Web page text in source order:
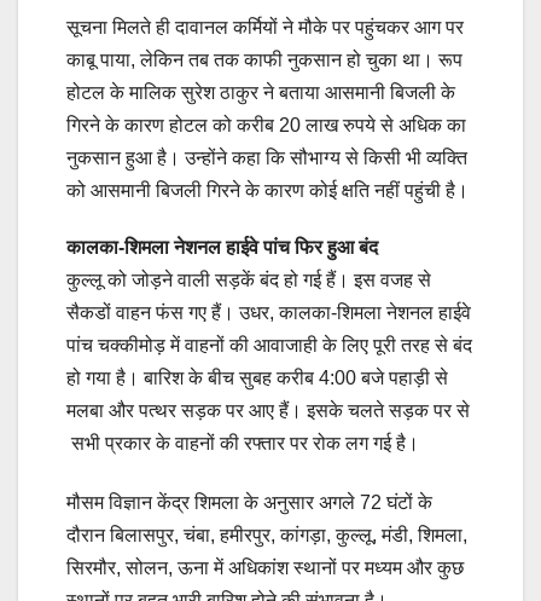
सूचना मिलते ही दावानल कर्मियों ने मौके पर पहुंचकर आग पर
काबू पाया, लेकिन तब तक काफी नुकसान हो चुका था। रूप
होटल के मालिक सुरेश ठाकुर ने बताया आसमानी बिजली के
गिरने के कारण होटल को करीब 20 लाख रुपये से अधिक का
नुकसान हुआ है। उन्होंने कहा कि सौभाग्य से किसी भी व्यक्ति
को आसमानी बिजली गिरने के कारण कोई क्षति नहीं पहुंची है।
कालका-शिमला नेशनल हाईवे पांच फिर हुआ बंद
कुल्लू को जोड़ने वाली सड़कें बंद हो गई हैं। इस वजह से
सैकडों वाहन फंस गए हैं। उधर, कालका-शिमला नेशनल हाईवे
पांच चक्कीमोड़ में वाहनों की आवाजाही के लिए पूरी तरह से बंद
हो गया है। बारिश के बीच सुबह करीब 4:00 बजे पहाड़ी से
मलबा और पत्थर सड़क पर आए हैं। इसके चलते सड़क पर से
सभी प्रकार के वाहनों की रफ्तार पर रोक लग गई है।
मौसम विज्ञान केंद्र शिमला के अनुसार अगले 72 घंटों के
दौरान बिलासपुर, चंबा, हमीरपुर, कांगड़ा, कुल्लू, मंडी, शिमला,
सिरमौर, सोलन, ऊना में अधिकांश स्थानों पर मध्यम और कुछ